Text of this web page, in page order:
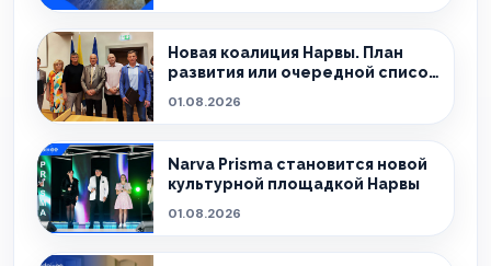
Новая коалиция Нарвы. План
развития или очередной список
01.08.2026
Narva Prisma становится новой
культурной площадкой Нарвы
01.08.2026